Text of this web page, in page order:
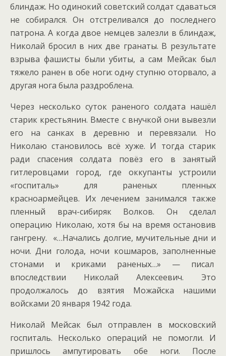
блиндаж. Но одинокий советский солдат сдаваться
не собирался. Он отстреливался до последнего
патрона. А когда двое немцев залезли в блиндаж,
Николай бросил в них две гранаты. В результате
взрыва фашисты были убиты, а сам Мейсак был
тяжело ранен в обе ноги: одну ступню оторвало, а
другая нога была раздроблена.
Через несколько суток раненого солдата нашёл
старик крестьянин. Вместе с внучкой они вывезли
его на санках в деревню и перевязали. Но
Николаю становилось всё хуже. И тогда старик
ради спасения солдата повёз его в занятый
гитлеровцами город, где оккупанты устроили
«госпиталь» для раненых пленных
красноармейцев. Их лечением занимался также
пленный врач-сибиряк Волков. Он сделал
операцию Николаю, хотя бы на время остановив
гангрену. «…Начались долгие, мучительные дни и
ночи. Дни голода, ночи кошмаров, заполненные
стонами и криками раненых…» — писал
впоследствии Николай Алексеевич. Это
продолжалось до взятия Можайска нашими
войсками 20 января 1942 года.
Николай Мейсак был отправлен в московский
госпиталь. Несколько операций не помогли. И
пришлось ампутировать обе ноги. После